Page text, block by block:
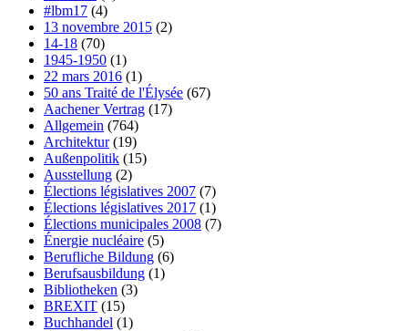
#lbm17 (4)
13 novembre 2015 (2)
14-18 (70)
1945-1950 (1)
22 mars 2016 (1)
50 ans Traité de l'Élysée (67)
Aachener Vertrag (17)
Allgemein (764)
Architektur(19)
Außenpolitik (15)
Ausstellung (2)
Élections législatives 2007 (7)
Élections législatives 2017 (1)
Élections municipales 2008 (7)
Énergie nucléaire (5)
Berufliche Bildung (6)
Berufsausbildung (1)
Bibliotheken (3)
BREXIT (15)
Buchhandel (1)